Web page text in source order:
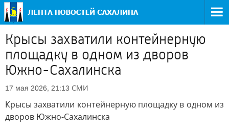
Крысы захватили контейнерную
площадку в одном из дворов
Южно-Сахалинска
17 мая 2026, 21:13 СМИ
Крысы захватили контейнерную площадку в одном из
дворов Южно-Сахалинска